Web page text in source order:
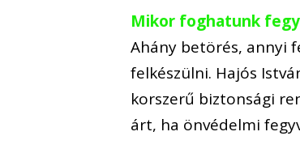
Mikor foghatunk
Ahány betörés, annyi
felkészülni. Hajós
korszerű biztonsági
árt, ha önvédelmi